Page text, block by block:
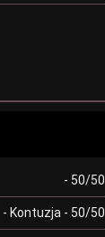
- 50/50
- Kontuzja - 50/50